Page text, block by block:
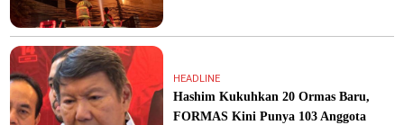
HEADLINE
Hashim Kukuhkan 20 Ormas Baru,
FORMAS Kini Punya 103 Anggota